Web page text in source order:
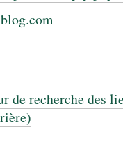
de recherche des